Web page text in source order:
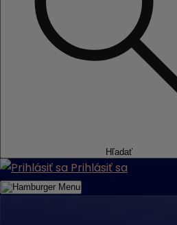
Hľadať
Prihlásiť sa
Menu